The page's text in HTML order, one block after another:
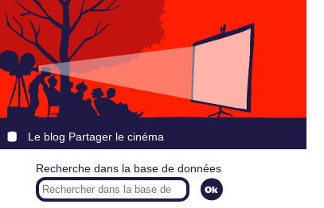
Le blog Partager le cinéma
Recherche dans la base de données